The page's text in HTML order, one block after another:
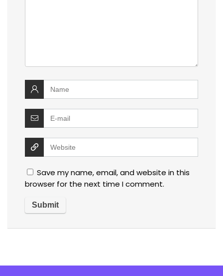
Save my name, email, and website in this
browser for the next time I comment.